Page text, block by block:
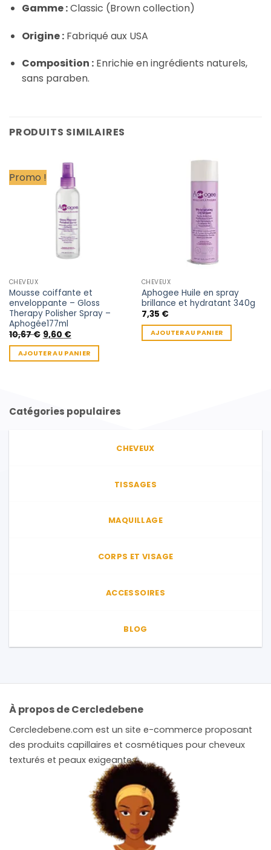
Gamme :Classic (Brown collection)
Origine :Fabriqué aux USA
Composition :Enrichie en ingrédients naturels,
sans paraben.
PRODUITS SIMILAIRES
Promo !
CHEVEUX
Mousse coiffante et
enveloppante – Gloss
Therapy Polisher Spray –
Aphogée177ml
10,67€ Le
prix
initial
était :
9,60 €Le
prix
actuel
est :
AJOUTER AU PANIER
CHEVEUX
Aphogee Huile en spray
brillance et hydratant 340g
7,35 €
AJOUTER AU PANIER
Catégories populaires
CHEVEUX
TISSAGES
MAQUILLAGE
CORPS ET VISAGE
ACCESSOIRES
BLOG
À propos de Cercledebene
Cercledebene.com est un site e-commerce proposant
des produits capillaires et cosmétiques pour cheveux
texturés et peaux exigeantes.